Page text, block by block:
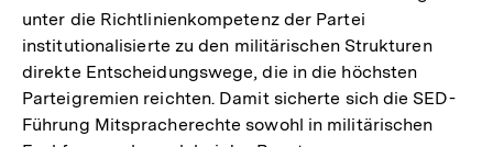
unter die Richtlinienkompetenz der Partei
institutionalisierte zu den militärischen Strukturen
direkte Entscheidungswege, die in die höchsten
Parteigremien reichten. Damit sicherte sich die SED-
Führung Mitspracherechte sowohl in militärischen